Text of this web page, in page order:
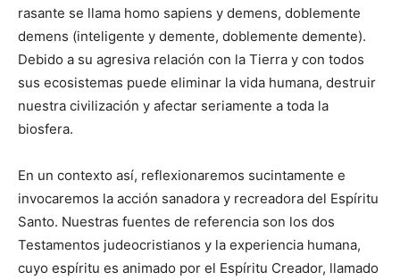
rasante se llama homo sapiens y demens, doblemente
demens (inteligente y demente, doblemente demente).
Debido a su agresiva relación con la Tierra y con todos
sus ecosistemas puede eliminar la vida humana, destruir
nuestra civilización y afectar seriamente a toda la
biosfera.
En un contexto así, reflexionaremos sucintamente e
invocaremos la acción sanadora y recreadora del Espíritu
Santo. Nuestras fuentes de referencia son los dos
Testamentos judeocristianos y la experiencia humana,
cuyo espíritu es animado por el Espíritu Creador, llamado